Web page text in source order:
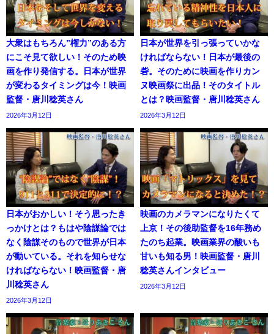
大衆はもちろん”権力”のある方
にこそ見て欲しい！そのため映
画を作り発信する。日本が世界
が変わるタイミングは今！映画
監督・唐川稔英さん
2026年3月12日
日本が世界を引っ張っていかな
ければならない！日本が最後の
砦。そのために映画を作りカン
ヌ映画祭に出品！そのタイトル
とは？映画監督・唐川稔英さん
2026年3月12日
日本がおかしい！そう思ったき
っかけとは？もはや陰謀論では
なく陰謀そのもので世界が日本
が動いている。それを知らせな
ければならない！映画監督・唐
川稔英さん
2026年3月12日
映画のカメラマンになりたくて
上京！その後助監督を16年務め
たのち起業。映画業界の酸いも
甘いも知る男！映画監督・唐川
稔英さんインタビュー
2026年3月12日